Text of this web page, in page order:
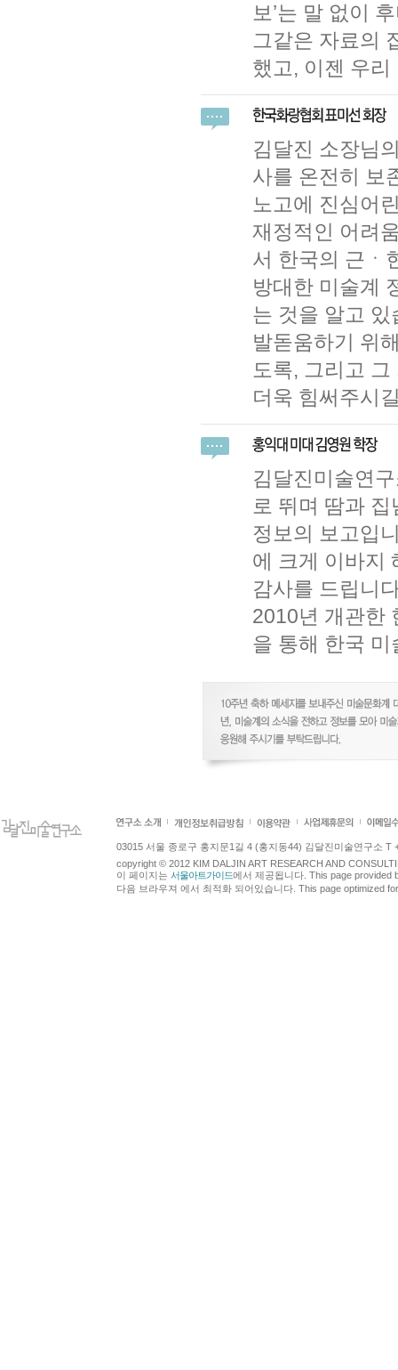
보’는 말 없이
그같은 자료의
했고, 이젠 우
김달진 소장님
사를 온전히 보
노고에 진심어
재정적인 어려
서 한국의 근ㆍ
방대한 미술계
는 것을 알고
발돋움하기 위
도록, 그리고
더욱 힘써주시
김달진미술연
로 뛰며 땀과
정보의 보고입
에 크게 이바지
감사를 드립니
2010년 개관한
을 통해 한국
03015 서울 종로구 홍지문1길 4 (홍지동44) 김달진미술연구소 T
copyright © 2012 KIM DALJIN ART RESEARCH AND
이 페이지는 서울아트가이드에서 제공됩니다. This page provided
다음 브라우져 에서 최적화 되어있습니다. This page optimized